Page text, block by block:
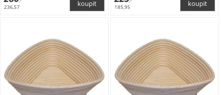
236,57
185,95